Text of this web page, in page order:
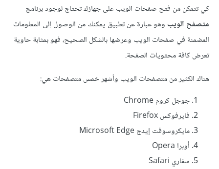
كي تتمكن من فتح صفحات الويب على جهازك تحتاج لوجود برنامج
متصفح الويب وهو عبارة عن تطبيق يمكنك من الوصول إلى المعلومات
المضمنة في صفحات الويب وعرضها بالشكل الصحيح، فهو بمثابة حاوية
تعرض كافة محتويات الصفحة.
هناك الكثير من متصفحات الويب وأشهر خمس متصفحات هي:
جوجل كروم Chrome
فايرفوكس Firefox
مايكروسوفت إيدج Microsoft Edge
أوبرا Opera
سفاري Safari